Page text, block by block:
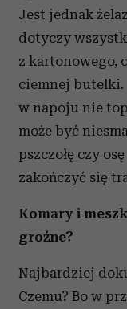
Jest jednak
dotyczy
z kartonowego,
ciemnej butelki.
w napoju nie
może być
pszczołę czy
zakończyć się
Komary i
groźne?
Najbardziej
Czemu? Bo w